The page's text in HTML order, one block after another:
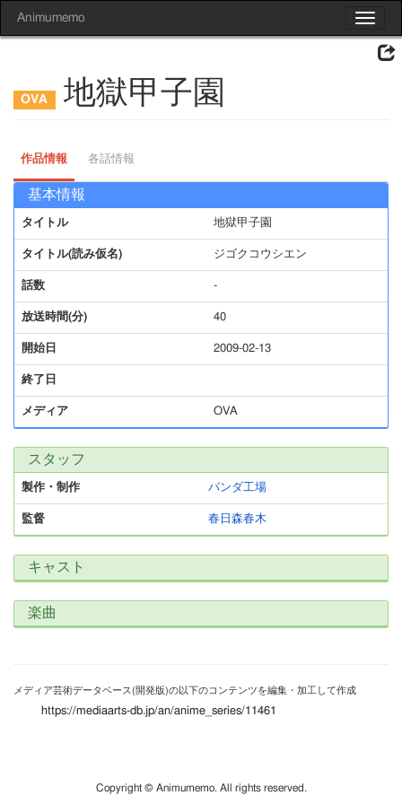
Toggle
Animumemo
地獄甲子園
作品情報 各話情報
基本情報
タイトル 地獄甲子園
タイトル(読み仮名) ジゴクコウシエン
話数 -
放送時間(分) 40
開始日 2009-02-13
終了日
メディア OVA
スタッフ
製作・制作 パンダ工場
監督 春日森春木
キャスト
楽曲
メディア芸術データベース(開発版)の以下のコンテンツを編集・加工して作成
https://mediaarts-db.jp/an/anime_series/11461
Copyright © Animumemo. All rights reserved.